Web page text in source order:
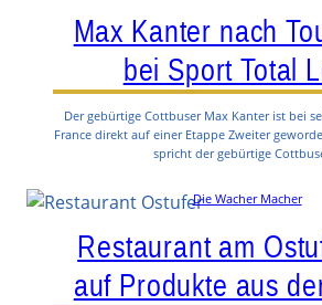
Max Kanter nach
bei Sport Total
Der gebürtige Cottbuser Max Kanter ist bei
France direkt auf einer Etappe Zweiter
spricht der gebürtige
Die Wacher Macher
Restaurant am
auf Produkte aus